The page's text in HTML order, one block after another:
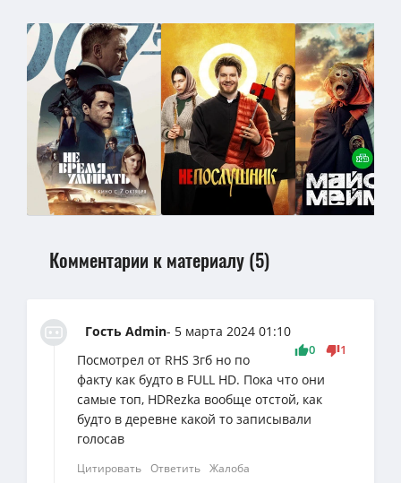
Комментарии к материалу (5)
Гость Admin- 5 марта 2024 01:10
0 1
Посмотрел от RHS 3гб но по
факту как будто в FULL HD. Пока что они
самые топ, HDRezka вообще отстой, как
будто в деревне какой то записывали
голосав
Цитировать Ответить Жалоба